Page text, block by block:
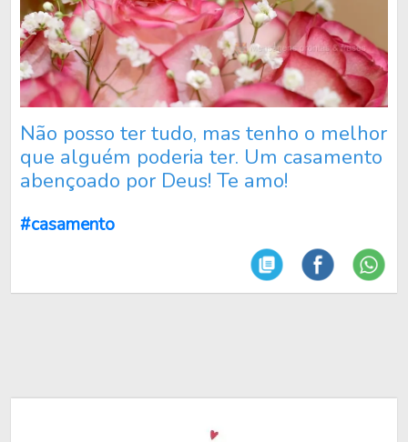
Não posso ter tudo, mas tenho o melhor
que alguém poderia ter. Um casamento
abençoado por Deus! Te amo!
#casamento